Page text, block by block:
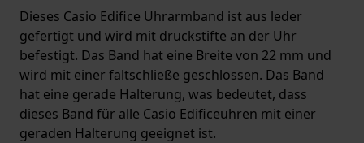
Dieses Casio Edifice Uhrarmband ist aus leder
gefertigt und wird mit druckstifte an der Uhr
befestigt. Das Band hat eine Breite von 22 mm und
wird mit einer faltschließe geschlossen. Das Band
hat eine gerade Halterung, was bedeutet, dass
dieses Band für alle Casio Edificeuhren mit einer
geraden Halterung geeignet ist.